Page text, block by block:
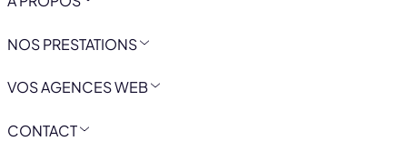
NOS PRESTATIONS
VOS AGENCES WEB
CONTACT